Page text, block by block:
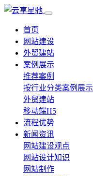
首页
网站建设
外贸建站
案例展示
推荐案例
按行业分类案例展示
外贸建站
移动端H5
流程优势
新闻资讯
网站建设观点
网站设计知识
网站制作